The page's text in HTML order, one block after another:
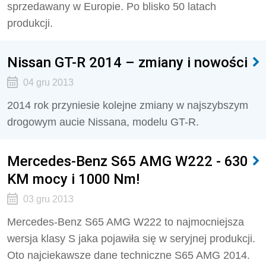
sprzedawany w Europie. Po blisko 50 latach
produkcji.
Nissan GT-R 2014 – zmiany i nowości
04 gru 2013
2014 rok przyniesie kolejne zmiany w najszybszym
drogowym aucie Nissana, modelu GT-R.
Mercedes-Benz S65 AMG W222 - 630
KM mocy i 1000 Nm!
03 gru 2013
Mercedes-Benz S65 AMG W222 to najmocniejsza
wersja klasy S jaka pojawiła się w seryjnej produkcji.
Oto najciekawsze dane techniczne S65 AMG 2014.